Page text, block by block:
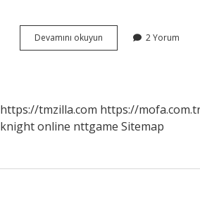
Devamını okuyun Menopoz
Stresine
2 Yorum
https://tmzilla.com https://
knight online nttgame Sitemap